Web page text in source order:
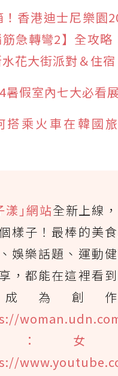
！香港迪士尼樂園
筋急轉彎2】全攻
花大街派對＆住
暑假室內七大必看
搭乘火車在韓國
漾｣網站全新上線
樣子！最棒的美
娛樂話題、運動
，都能在這裡看
為創
：女